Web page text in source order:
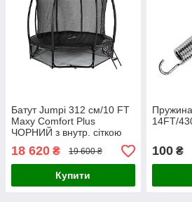
Батут Jumpi 312 см/10 FT
Maxy Comfort Plus
ЧОРНИЙ з внутр. сіткою
18 620 ₴ 19 600 ₴
Купити
14FT/
100₴